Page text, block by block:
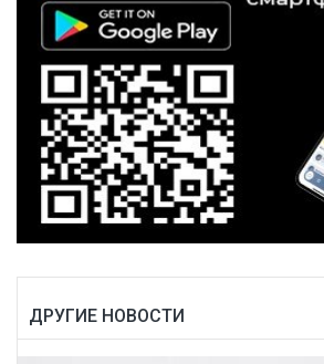
ДРУГИЕ НОВОСТИ